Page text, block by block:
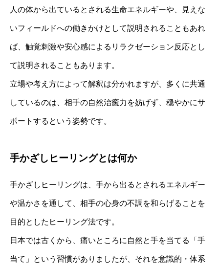
人の体から出ているとされる生命エネルギーや、見えな
いフィールドへの働きかけとして説明されることもあれ
ば、触覚刺激や安心感によるリラクゼーション反応とし
て説明されることもあります。
立場や考え方によって解釈は分かれますが、多くに共通
しているのは、相手の自然治癒力を妨げず、穏やかにサ
ポートするという姿勢です。
手かざしヒーリングとは何か
手かざしヒーリングは、手から出るとされるエネルギー
や温かさを通して、相手の心身の不調を和らげることを
目的としたヒーリング法です。
日本では古くから、痛いところに自然と手を当てる「手
当て」という習慣がありましたが、それを意識的・体系